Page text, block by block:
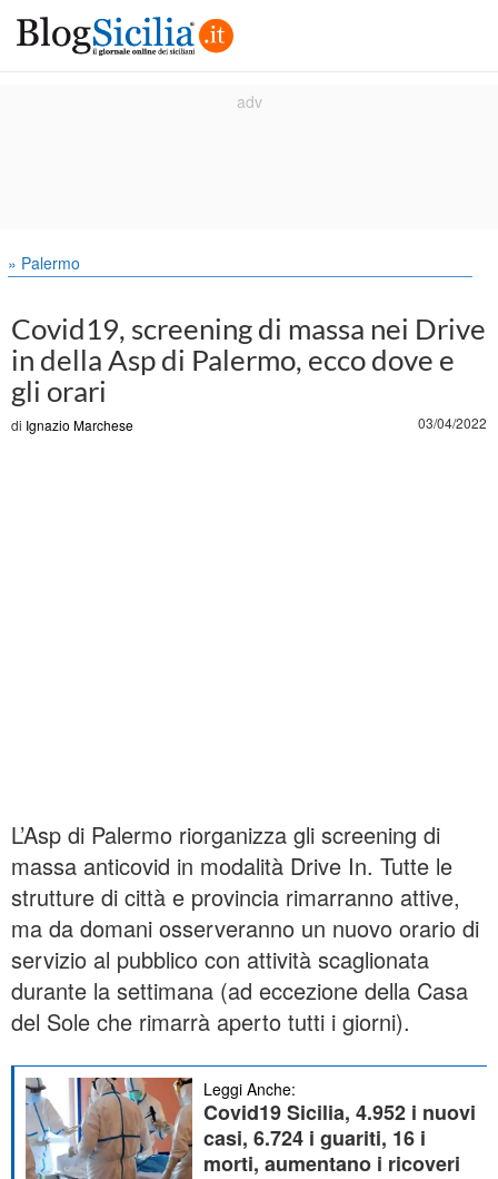
» Palermo
Covid19, screening di massa nei Drive
in della Asp di Palermo, ecco dove e
gli orari
di Ignazio Marchese 03/04/2022
L’Asp di Palermo riorganizza gli screening di
massa anticovid in modalità Drive In. Tutte le
strutture di città e provincia rimarranno attive,
ma da domani osserveranno un nuovo orario di
servizio al pubblico con attività scaglionata
durante la settimana (ad eccezione della Casa
del Sole che rimarrà aperto tutti i giorni).
Leggi Anche:
Covid19 Sicilia, 4.952 i nuovi
casi, 6.724 i guariti, 16 i
morti, aumentano i ricoveri